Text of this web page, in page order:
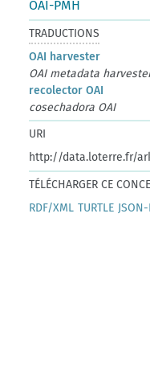
OAI-PMH
TRADUCTIONS
OAI harvester
OAI metadata
recolector OAI
cosechadora OAI
URI
http://data.loterre.fr/
TÉLÉCHARGER CE
RDF/XML TURTLE